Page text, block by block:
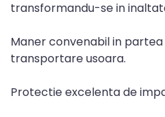
transformandu-se in
Maner convenabil in
transportare usoara.
Protectie excelenta de